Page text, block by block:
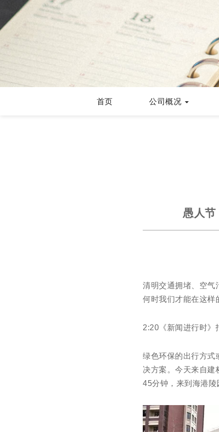
首页 公司概况
愚人
清明交通拥堵、空气
何时我们才能在这样
2:20《新闻进行时》
绿色环保的出行方式
决方案。今天来自建
45分钟，来到海港陵